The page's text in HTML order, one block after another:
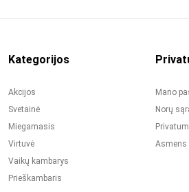
Kategorijos
Akcijos
Svetainė
Miegamasis
Virtuvė
Vaikų kambarys
Prieškambaris
Mano
Norų
Asmens